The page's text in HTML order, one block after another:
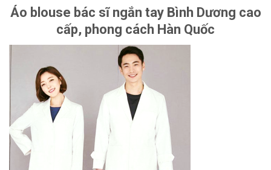
Áo blouse bác sĩ ngắn tay Bình Dương cao
cấp, phong cách Hàn Quốc